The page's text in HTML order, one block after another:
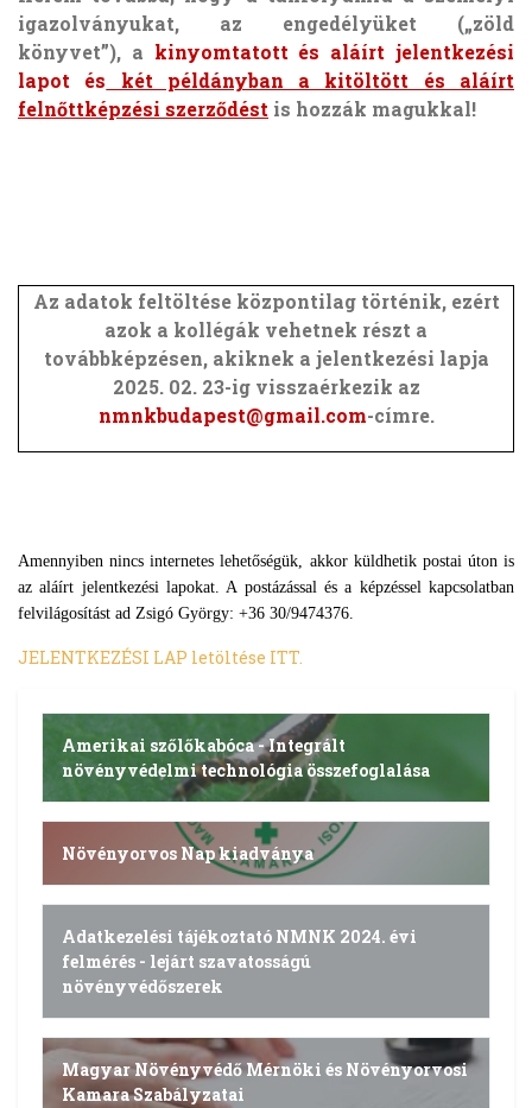
igazolványukat, az engedélyüket („zöld
könyvet”), a kinyomtatott és aláírt jelentkezési
lapot és két példányban a kitöltött és aláírt
felnőttképzési szerződést is hozzák magukkal!
Az adatok feltöltése központilag történik, ezért
azok a kollégák vehetnek részt a
továbbképzésen, akiknek a jelentkezési lapja
2025. 02. 23-ig visszaérkezik az
nmnkbudapest@gmail.com-címre.
Amennyiben nincs internetes lehetőségük, akkor küldhetik postai úton is
az aláírt jelentkezési lapokat. A postázással és a képzéssel kapcsolatban
felvilágosítást ad Zsigó György: +36 30/9474376.
JELENTKEZÉSI LAP letöltése ITT.
Amerikai szőlőkabóca - Integrált
növényvédelmi technológia összefoglalása
Növényorvos Nap kiadványa
Adatkezelési tájékoztató NMNK 2024. évi
felmérés - lejárt szavatosságú
növényvédőszerek
Magyar Növényvédő Mérnöki és Növényorvosi
Kamara Szabályzatai